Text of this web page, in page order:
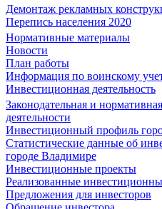
Демонтаж рекламных
Перепись населения 2020
Нормативные материалы
Новости
План работы
Информация по воинскому
Инвестиционная деятельность
Законодательная и
деятельности
Инвестиционный профиль
Статистические данные об
городе Владимире
Инвестиционные проекты
Реализованные
Предложения для инвесторов